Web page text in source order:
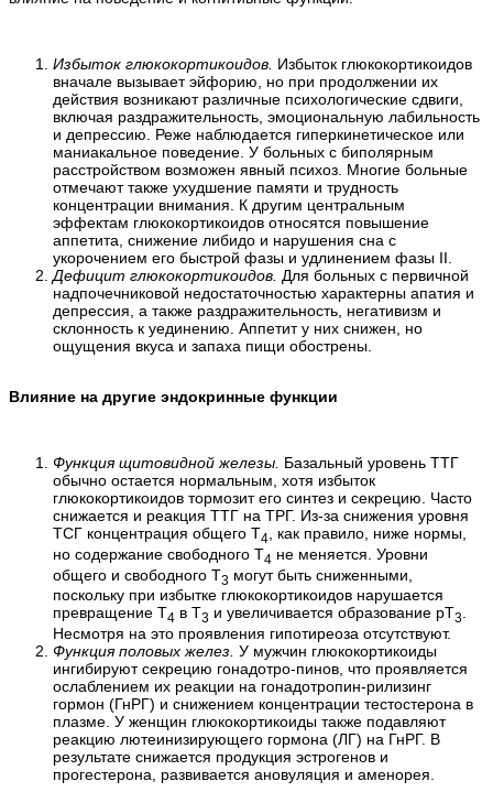
Избыток глюкокортикоидов. Избыток глюкокортикоидов
вначале вызывает эйфорию, но при продолжении их
действия возникают различные психологические сдвиги,
включая раздражительность, эмоциональную лабильность
и депрессию. Реже наблюдается гиперкинетическое или
маниакальное поведение. У больных с биполярным
расстройством возможен явный психоз. Многие больные
отмечают также ухудшение памяти и трудность
концентрации внимания. К другим центральным
эффектам глюкокортикоидов относятся повышение
аппетита, снижение либидо и нарушения сна с
укорочением его быстрой фазы и удлинением фазы II.
Дефицит глюкокортикоидов. Для больных с первичной
надпочечниковой недостаточностью характерны апатия и
депрессия, а также раздражительность, негативизм и
склонность к уединению. Аппетит у них снижен, но
ощущения вкуса и запаха пищи обострены.
Влияние на другие эндокринные функции
Функция щитовидной железы. Базальный уровень ТТГ
обычно остается нормальным, хотя избыток
глюкокортикоидов тормозит его синтез и секрецию. Часто
снижается и реакция ТТГ на ТРГ. Из-за снижения уровня
ТСГ концентрация общего Т4
, как правило, ниже нормы,
но содержание свободного Т4 не меняется. Уровни
общего и свободного Т3 могут быть сниженными,
поскольку при избытке глюкокортикоидов нарушается
превращение Т4 в Т3 и увеличивается образование рТ3.
Несмотря на это проявления гипотиреоза отсутствуют.
Функция половых желез. У мужчин глюкокортикоиды
ингибируют секрецию гонадотро-пинов, что проявляется
ослаблением их реакции на гонадотропин-рилизинг
гормон (ГнРГ) и снижением концентрации тестостерона в
плазме. У женщин глюкокортикоиды также подавляют
реакцию лютеинизирующего гормона (ЛГ) на ГнРГ. В
результате снижается продукция эстрогенов и
прогестерона, развивается ановуляция и аменорея.